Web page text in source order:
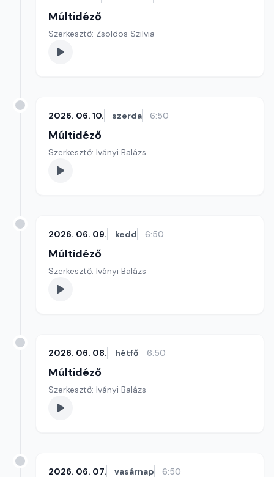
Múltidéző
Szerkesztő: Zsoldos Szilvia
2026. 06. 10. szerda 6:50
Múltidéző
Szerkesztő: Iványi Balázs
2026. 06. 09. kedd 6:50
Múltidéző
Szerkesztő: Iványi Balázs
2026. 06. 08. hétfő 6:50
Múltidéző
Szerkesztő: Iványi Balázs
2026. 06. 07. vasárnap 6:50